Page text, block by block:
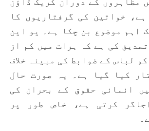
خواتین کی گرفتاریوں کا
اہم موضوع بن چکا ہے۔ یو این
کی ہے کہ ہرات میں کم از
کو لباس کے ضوابط کی مبینہ خلاف
کیا گیا ہے۔ یہ صورت حال
انسانی حقوق کے بحران کی
کرتی ہے، خاص طور پر